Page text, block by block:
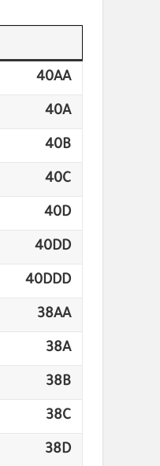
40AA
40A
40B
40C
40D
40DD
40DDD
38AA
38A
38B
38C
38D